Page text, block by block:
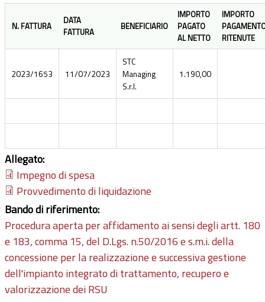
N. FATTURA
DATA
FATTURA
BENEFICIARIO
IMPORTO
PAGATO
AL NETTO
IMPORTO
RITENUTE
2023/1653 11/07/2023
STC
Managing
S.r.l.
1.190,00
Allegato:
Impegno di spesa
Provvedimento di liquidazione
Bando di riferimento:
Procedura aperta per affidamento ai sensi degli artt. 180
e 183, comma 15, del D.Lgs. n.50/2016 e s.m.i. della
concessione per la realizzazione e successiva gestione
dell'impianto integrato di trattamento, recupero e
valorizzazione dei RSU